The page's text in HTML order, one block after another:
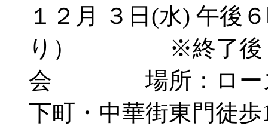
１２月 ３日(水) 午後
り） ※終了後 午
会 場所：ローズ
下町・中華街東門